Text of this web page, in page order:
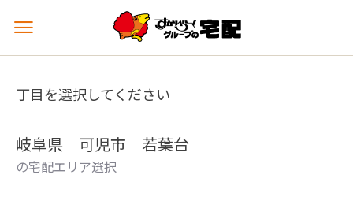
メ
ュ
を
丁目を選択してください
岐阜県 可児市 若葉台
の宅配エリア選択